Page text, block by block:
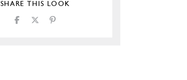
SHARE THIS LOOK